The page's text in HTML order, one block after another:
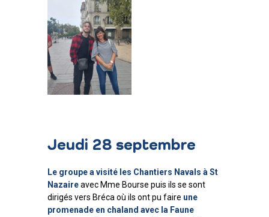
Jeudi 28 septembre
Le groupe a visité les Chantiers Navals à St
Nazaireavec Mme Bourse puis ils se sont
dirigés vers Bréca où ils ont pu faire une
promenade en chaland avec la Faune